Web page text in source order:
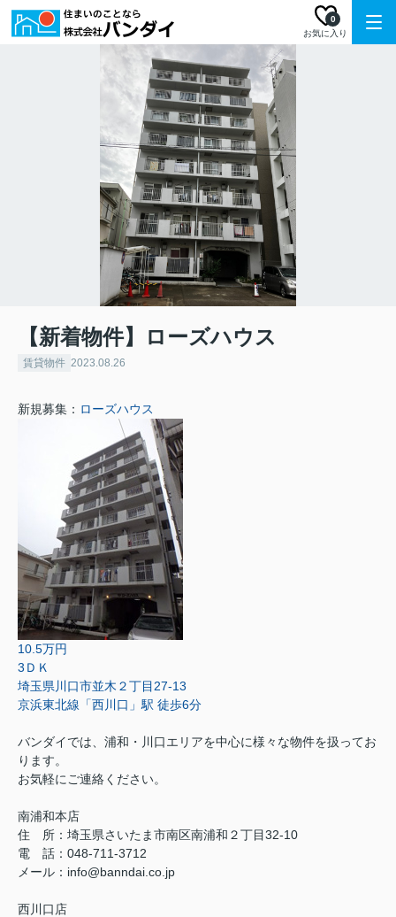
お気に入り
0
【新着物件】ローズハウス
賃貸物件 2023.08.26
新規募集： ローズハウス
10.5万円
3ＤＫ
埼玉県川口市並木２丁目27-13
京浜東北線「西川口」駅 徒歩6分
バンダイでは、浦和・川口エリアを中心に様々な物件を扱ってお
ります。
お気軽にご連絡ください。
南浦和本店
住 所： 埼玉県さいたま市南区南浦和２丁目32-10
電 話：048-711-3712
メール： info@banndai.co.jp
西川口店